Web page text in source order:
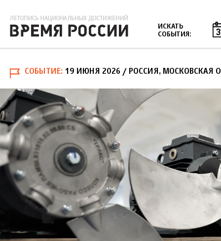
ИСКАТЬ
СОБЫТИЯ:
СОБЫТИЕ 19 ИЮНЯ 2026 / РОССИЯ, МОСКОВСКАЯ